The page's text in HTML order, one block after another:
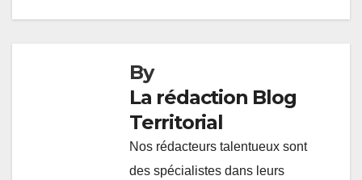
l’article
By
La rédaction Blog
Territorial
Nos rédacteurs talentueux sont
des spécialistes dans leurs